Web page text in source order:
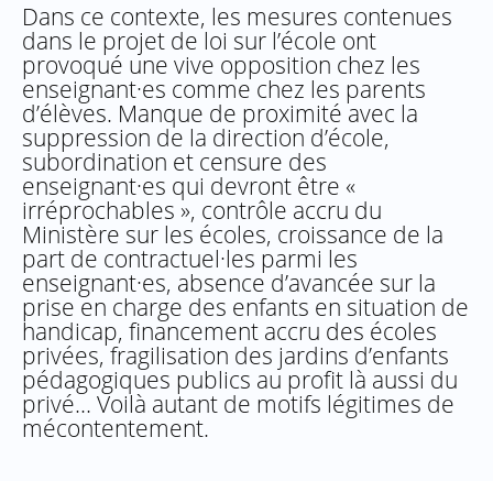
Dans ce contexte, les mesures contenues
dans le projet de loi sur l’école ont
provoqué une vive opposition chez les
enseignant·es comme chez les parents
d’élèves. Manque de proximité avec la
suppression de la direction d’école,
subordination et censure des
enseignant·es qui devront être «
irréprochables », contrôle accru du
Ministère sur les écoles, croissance de la
part de contractuel·les parmi les
enseignant·es, absence d’avancée sur la
prise en charge des enfants en situation de
handicap, financement accru des écoles
privées, fragilisation des jardins d’enfants
pédagogiques publics au profit là aussi du
privé… Voilà autant de motifs légitimes de
mécontentement.